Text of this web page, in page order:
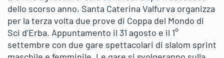
dello scorso anno, Santa Caterina Valfurva organizza
per la terza volta due prove di Coppa del Mondo di
Sci d’Erba. Appuntamento il 31 agosto e il 1°
settembre con due gare spettacolari di slalom sprint